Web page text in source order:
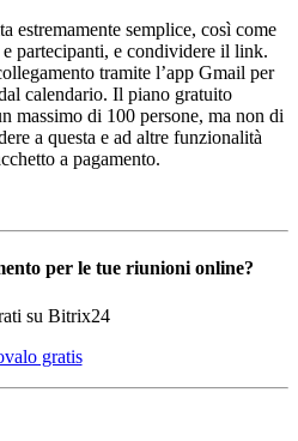
estremamente semplice, così come
partecipanti, e condividere il link.
tramite l’app Gmail per
calendario. Il piano gratuito
massimo di 100 persone, ma non di
a questa e ad altre funzionalità
a pagamento.
per le tue riunioni online?
su Bitrix24
gratis